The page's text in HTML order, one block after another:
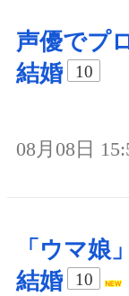
声優でプ
結婚
10
08月08日
「ウマ娘
結婚
10